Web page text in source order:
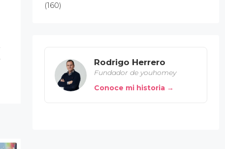
(160)
Rodrigo Herrero
Fundador de youhomey
Conoce mi historia →